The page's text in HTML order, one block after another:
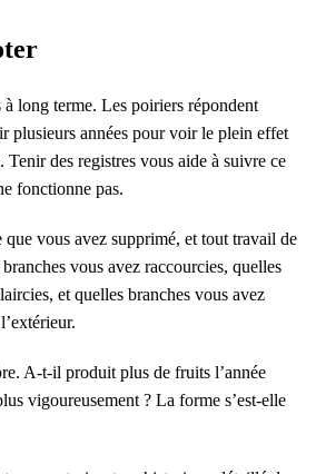
long terme. Les poiriers répondent
plusieurs années pour voir le plein effet
Tenir des registres vous aide à suivre ce
fonctionne pas.
vous avez supprimé, et tout travail de
vous avez raccourcies, quelles
et quelles branches vous avez
A-t-il produit plus de fruits l’année
vigoureusement ? La forme s’est-elle